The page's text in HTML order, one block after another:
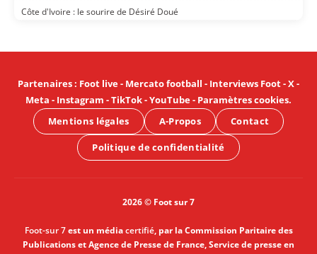
Côte d'Ivoire : le sourire de Désiré Doué
Partenaires: Foot live- Mercato football - Interviews Foot-X-
Meta - Instagram -TikTok-YouTube- Paramètres cookies.
Mentions légales
A-Propos Contact
Politique de confidentialité
2026 © Foot sur 7
Foot-sur 7est un médiacertifié, par la Commission Paritaire des
Publications et Agence de Presse de France, Service de presse en